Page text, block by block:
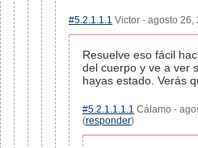
#5.2.1.1.1 Victor - agosto 26,
Resuelve eso fácil
del cuerpo y ve a ver
hayas estado. Verás
#5.2.1.1.1.1 Cálamo -
(responder)